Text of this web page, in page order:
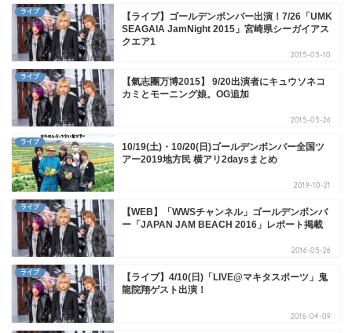
ライブ
【ライブ】ゴールデンボンバー出演！7/26「UMK
SEAGAIA JamNight 2015」宮崎県シーガイアス
クエア1
2015-05-10
ライブ
【氣志團万博2015】 9/20出演者にキュウソネコ
カミとモーニング娘。OG追加
2015-05-26
ライブ
10/19(土)・10/20(日)ゴールデンボンバー全国ツ
アー2019地方民 横アリ2daysまとめ
2019-10-21
ライブ
【WEB】「WWSチャンネル」ゴールデンボンバ
ー「JAPAN JAM BEACH 2016」レポート掲載
2016-05-26
ライブ
【ライブ】4/10(日)「LIVE@マキタスポーツ」鬼
龍院翔ゲスト出演！
2016-04-09